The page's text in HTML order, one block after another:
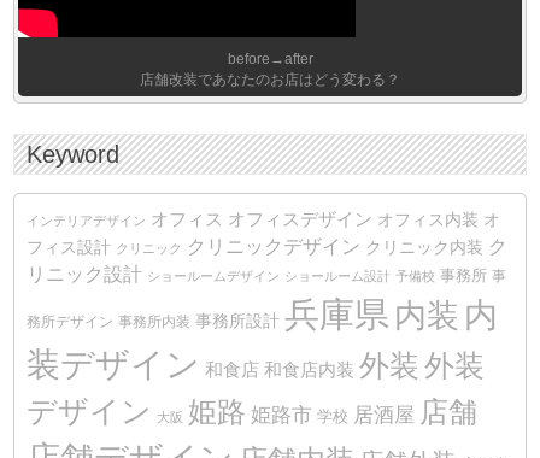
before→after
店舗改装であなたのお店はどう変わる？
Keyword
インテリアデザイン オフィス オフィスデザイン オフィス内装 オ
フィス設計 クリニック クリニックデザイン クリニック内装 ク
リニック設計 ショールームデザイン ショールーム設計 予備校 事務所 事
務所デザイン 事務所内装 事務所設計 兵庫県 内装 内
装デザイン 和食店 和食店内装 外装 外装
デザイン
大阪 姫路 姫路市 学校 居酒屋 店舗